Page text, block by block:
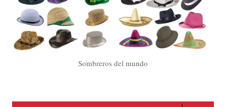
Sombreros del mundo